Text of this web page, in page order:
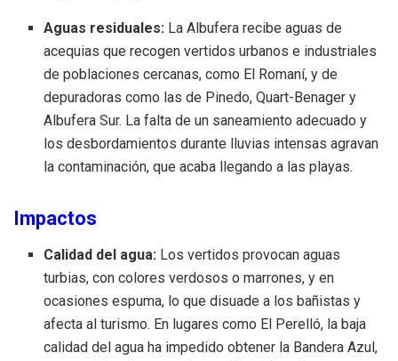
Aguas residuales: La Albufera recibe aguas de
acequias que recogen vertidos urbanos e industriales
de poblaciones cercanas, como El Romaní, y de
depuradoras como las de Pinedo, Quart-Benager y
Albufera Sur. La falta de un saneamiento adecuado y
los desbordamientos durante lluvias intensas agravan
la contaminación, que acaba llegando a las playas.
Impactos
Calidad del agua: Los vertidos provocan aguas
turbias, con colores verdosos o marrones, y en
ocasiones espuma, lo que disuade a los bañistas y
afecta al turismo. En lugares como El Perelló, la baja
calidad del agua ha impedido obtener la Bandera Azul,